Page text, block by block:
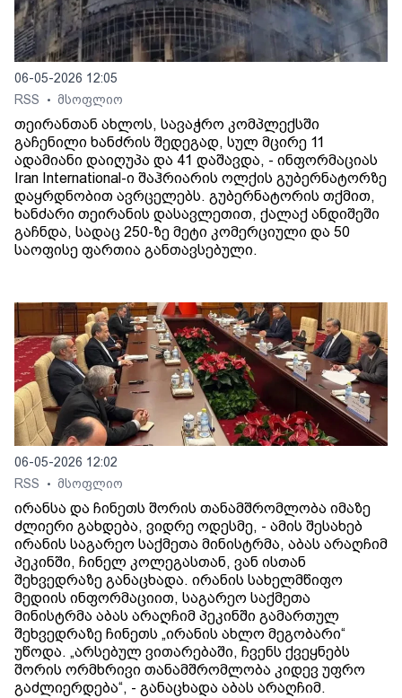
06-05-2026 12:05
RSS
• მსოფლიო
თეირანთან ახლოს, სავაჭრო კომპლექსში
გაჩენილი ხანძრის შედეგად, სულ მცირე 11
ადამიანი დაიღუპა და 41 დაშავდა, - ინფორმაციას
Iran International-ი შაჰრიარის ოლქის გუბერნატორზე
დაყრდნობით ავრცელებს. გუბერნატორის თქმით,
ხანძარი თეირანის დასავლეთით, ქალაქ ანდიშეში
გაჩნდა, სადაც 250-ზე მეტი კომერციული და 50
საოფისე ფართია განთავსებული.
06-05-2026 12:02
RSS
• მსოფლიო
ირანსა და ჩინეთს შორის თანამშრომლობა იმაზე
ძლიერი გახდება, ვიდრე ოდესმე, - ამის შესახებ
ირანის საგარეო საქმეთა მინისტრმა, აბას არაღჩიმ
პეკინში, ჩინელ კოლეგასთან, ვან ისთან
შეხვედრაზე განაცხადა. ირანის სახელმწიფო
მედიის ინფორმაციით, საგარეო საქმეთა
მინისტრმა აბას არაღჩიმ პეკინში გამართულ
შეხვედრაზე ჩინეთს „ირანის ახლო მეგობარი“
უწოდა. „არსებულ ვითარებაში, ჩვენს ქვეყნებს
შორის ორმხრივი თანამშრომლობა კიდევ უფრო
გაძლიერდება“, - განაცხადა აბას არაღჩიმ.